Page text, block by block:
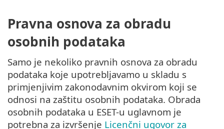
Pravna osnova za obradu
osobnih podataka
Samo je nekoliko pravnih osnova za obradu
podataka koje upotrebljavamo u skladu s
primjenjivim zakonodavnim okvirom koji se
odnosi na zaštitu osobnih podataka. Obrada
osobnih podataka u ESET-u uglavnom je
potrebna za izvršenje Licenčni ugovor za